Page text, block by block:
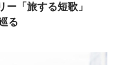
ー「旅する短歌」
る